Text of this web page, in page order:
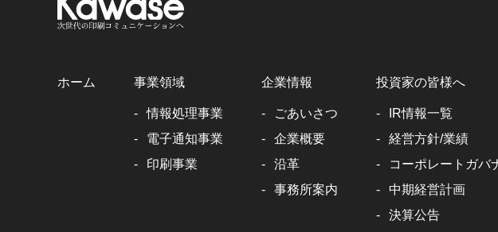
ホーム 事業領域
情報処理事業
電子通知事業
印刷事業
企業情報
ごあいさつ
企業概要
沿革
事務所案内
投資家の皆様へ
IR情報一覧
経営方針/業績
コーポレートガバ
中期経営計画
決算公告